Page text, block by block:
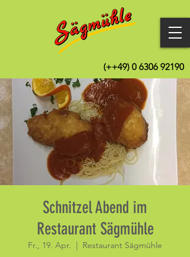
(++49) 0 6306 92190
Schnitzel Abend im
Restaurant Sägmühle
Fr., 19. Apr.
  |
Restaurant Sägmühle